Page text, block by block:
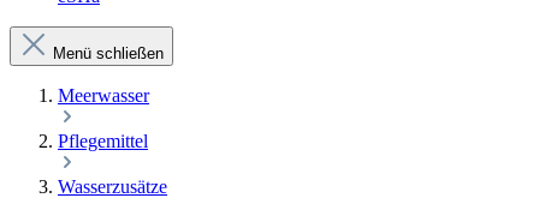
Menü schließen
Meerwasser
Pflegemittel
Wasserzusätze